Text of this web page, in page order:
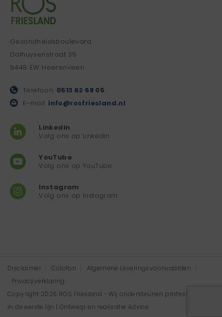
Gezondheidsboulevard
Dalhuysenstraat 35
8448 EW Heerenveen
Telefoon: 0513 62 68 05
E-mail: info@rosfriesland.nl
LinkedIn
Volg ons op Linkedin
YouTube
Volg ons op YouTube
Instagram
Volg ons op Instagram
Disclaimer Colofon
Algemene Leveringsvoorwaarden
Privacyverklaring
Copyright 2026 ROS Friesland - Wij ondersteunen professionals
in de eerste lijn | Ontwerp en realisatie Advice